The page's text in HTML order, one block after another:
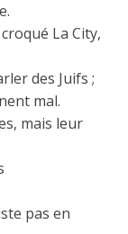
La City,
des Juifs ;
mal.
mais leur
pas en